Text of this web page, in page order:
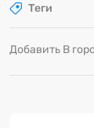
Теги
Добавить В